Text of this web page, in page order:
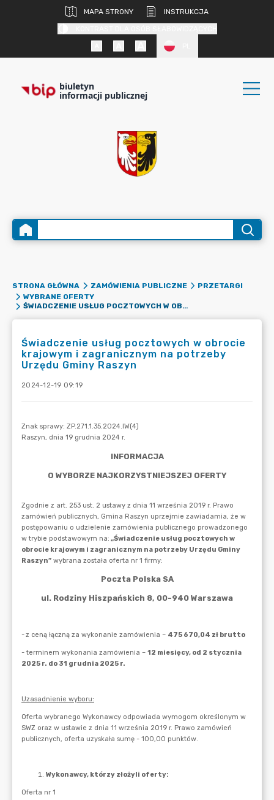
MAPA STRONY
INSTRUKCJA
biuletyn
informacji publicznej
STRONA GŁÓWNA ZAMÓWIENIA PUBLICZNE
PRZETARGI
WYBRANE OFERTY
ŚWIADCZENIE USŁUG POCZTOWYCH W OBROCIE KRAJOWYM I ZAGRANICZNYM NA POTRZEBY URZĘDU GMINY RASZYN
Świadczenie usług pocztowych w obrocie
krajowym i zagranicznym na potrzeby
Urzędu Gminy Raszyn
2024-12-19 09:19